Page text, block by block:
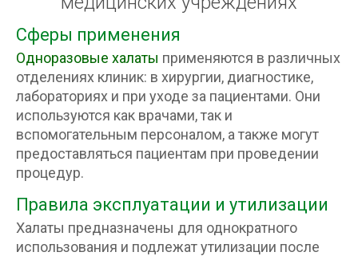
Сферы применения
Одноразовые халаты применяются в различных
отделениях клиник: в хирургии, диагностике,
лабораториях и при уходе за пациентами. Они
используются как врачами, так и
вспомогательным персоналом, а также могут
предоставляться пациентам при проведении
процедур.
Правила эксплуатации и утилизации
Халаты предназначены для однократного
использования и подлежат утилизации после